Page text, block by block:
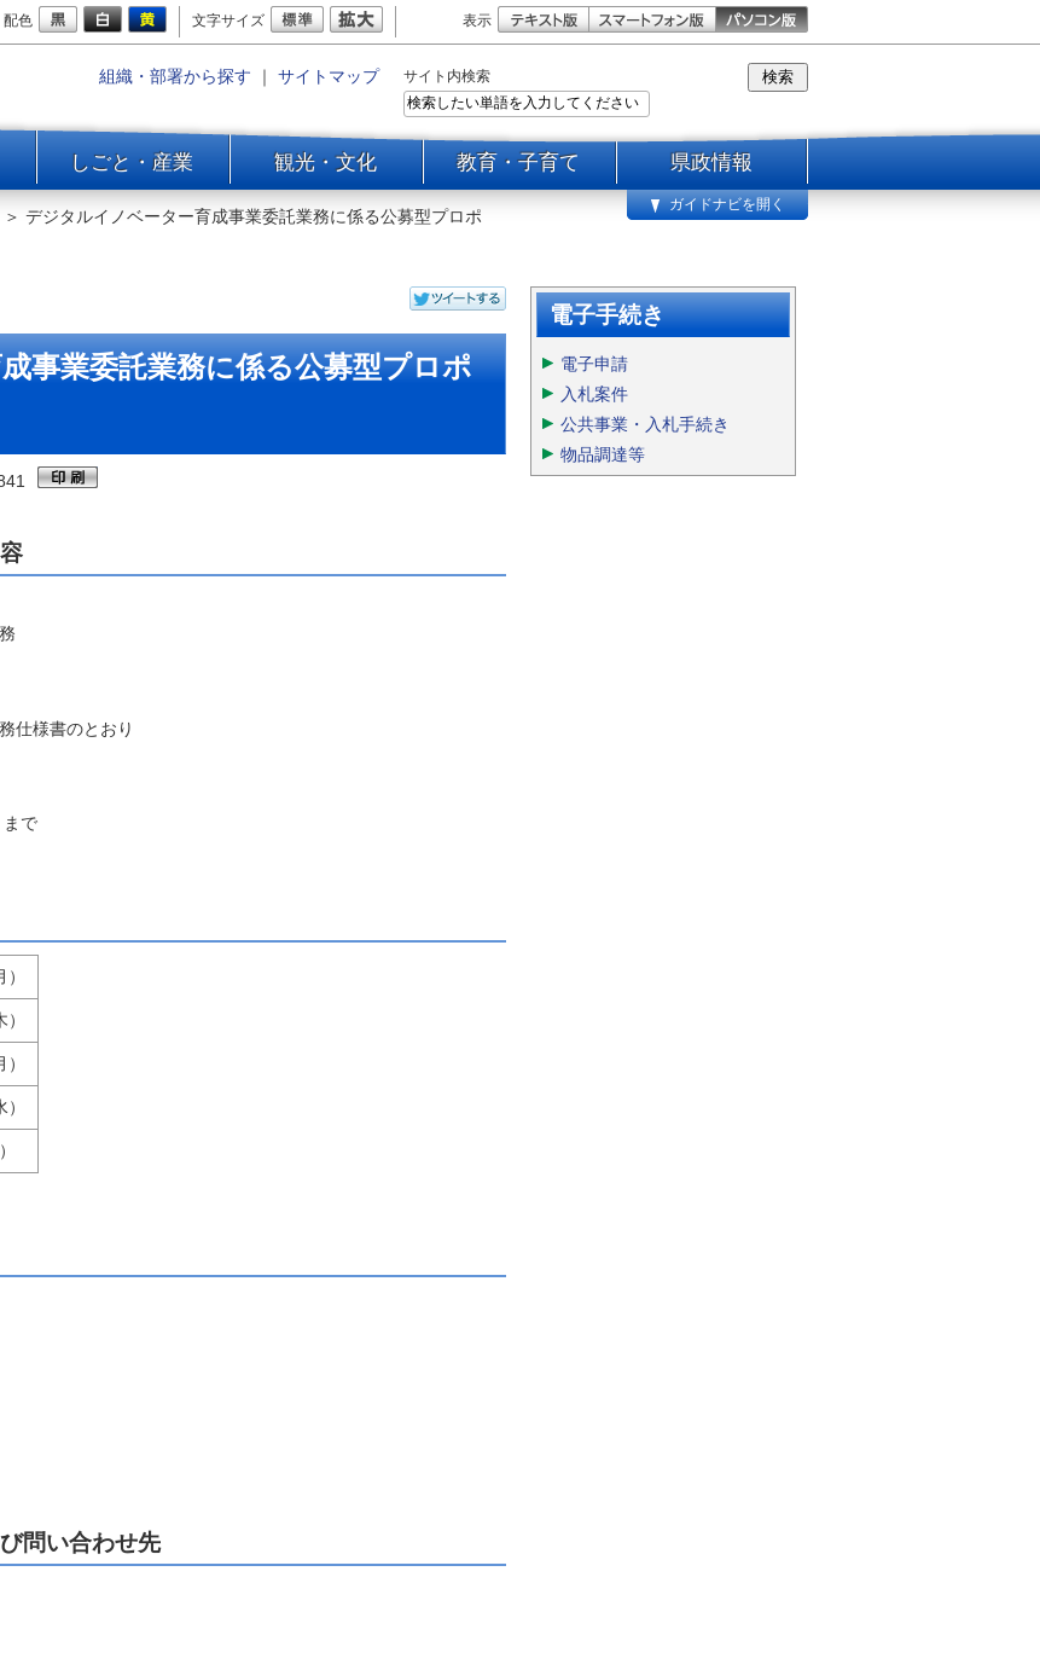
配色 文字サイズ 表示
組織・部署から探す ｜ サイトマップ サイト内検索
しごと・産業 観光・文化 教育・子育て 県政情報
＞ デジタルイノベーター育成事業委託業務に係る公募型プロポ
ガイドナビを開く
事業委託業務に係る公募型プロポ
様書のとおり
で
問い合わせ先
電子手続き
電子申請
入札案件
公共事業・入札手続き
物品調達等